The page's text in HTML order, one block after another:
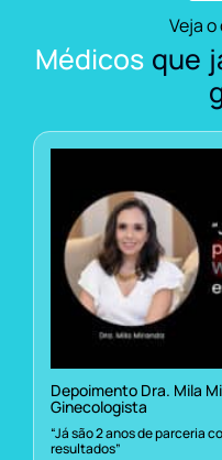
Veja
Médicos que
Depoimento Dra. Mila
Ginecologista
“Já são 2 anos de parceria
resultados”